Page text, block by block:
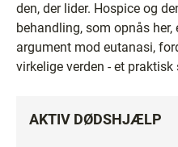
den, der lider. Hospice og
behandling, som opnås
argument mod eutanasi,
virkelige verden - et
AKTIV DØDSHJÆLP